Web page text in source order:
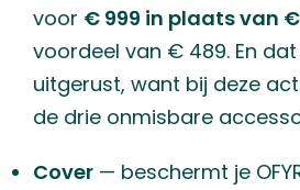
voor € 999 in plaats van €
voordeel van € 489. En
uitgerust, want bij deze
de drie onmisbare
Cover — beschermt je